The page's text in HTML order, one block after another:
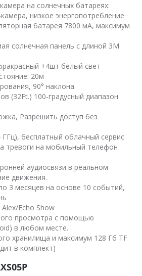
на солнечных батареях:
низкое энергопотребление
батарея 7800 мА, максимум
солнечная панель с длиной 3M
+4шт белый свет
20м
90° наклона
(32Ft.) 100-градусный диапазон
Разрешить доступ без
бесплатный облачный сервис
тревоги на мобильный телефон
аудиосвязи в реальном
движения.
3 месяцев на основе 10 событий,
Echo Show
просмотра с помощью
в любом месте.
хранилища и максимум 128 Гб TF
в комплект)